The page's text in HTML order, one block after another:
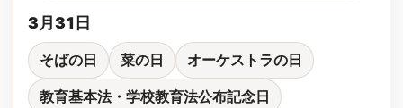
3月31日
そばの日 菜の日 オーケストラの日
教育基本法・学校教育法公布記念日